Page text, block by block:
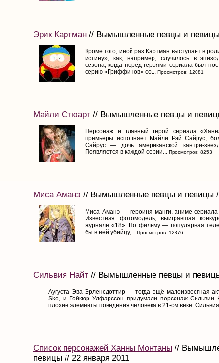
Эрик Картман // Вымышленные певцы и певицы
Кроме того, иной раз Картман выступает в
истину», как, например, случилось в
сезона, когда перед героями сериала был
серию «Гриффинов» со... Просмотров: 12081
Майли Стюарт // Вымышленные певцы и
Персонаж и главный герой сериала
премьеры исполняет Майли Рэй Сайрус,
Сайрус — дочь американской кантри-
Появляется в каждой серии... Просмотров: 8253
Миса Аманэ // Вымышленные певцы и певицы //
Миса Аманэ — героиня манги, аниме-
Известная фотомодель, выигравшая
журнале «18». По фильму — популярная
бы в ней убийцу,... Просмотров: 12876
Сильвия Найт // Вымышленные певцы и
Аугуста Эва Эрленсдоттир — тогда ещё малоизвестная
Ske, и Гойкюр Улфарссон придумали персонаж Сильвии
плохие элементы поведения человека в 21-ом веке.
Список персонажей Ханны Монтаны //
певицы // 22 января 2011